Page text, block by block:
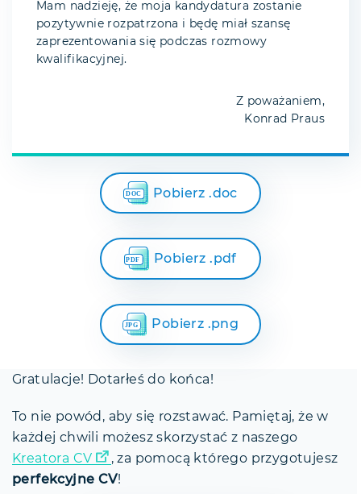
Mam nadzieję, że moja kandydatura zostanie
pozytywnie rozpatrzona i będę miał szansę
zaprezentowania się podczas rozmowy
kwalifikacyjnej.
Z poważaniem,
Konrad Praus
Pobierz .doc
Pobierz .pdf
Pobierz .png
Gratulacje! Dotarłeś do końca!
To nie powód, aby się rozstawać. Pamiętaj, że w
każdej chwili możesz skorzystać z naszego
Kreatora CV
, za pomocą którego przygotujesz
perfekcyjne CV!